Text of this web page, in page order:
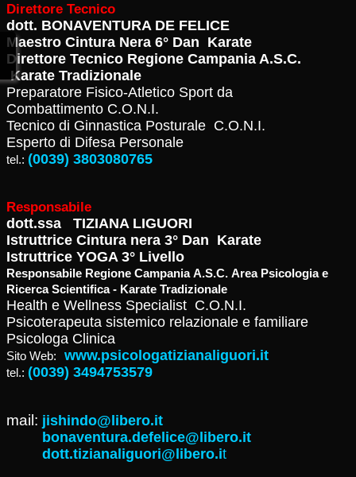
Direttore Tecnico
dott. BONAVENTURA DE FELICE
Maestro Cintura Nera 6° Dan Karate
Direttore Tecnico Regione Campania A.S.C.
Karate Tradizionale
Preparatore Fisico-Atletico Sport da
Combattimento C.O.N.I.
Tecnico di Ginnastica Posturale C.O.N.I.
Esperto di Difesa Personale
tel.: (0039) 3803080765
Responsabile
dott.ssa TIZIANA LIGUORI
Istruttrice Cintura nera 3° Dan Karate
Istruttrice YOGA 3° Livello
Responsabile Regione Campania A.S.C. Area Psicologia e
Ricerca Scientifica - Karate Tradizionale
Health e Wellness Specialist C.O.N.I.
Psicoterapeuta sistemico relazionale e familiare
Psicologa Clinica
Sito Web: www.psicologatizianaliguori.it
tel.: (0039) 3494753579
mail: jishindo@libero.it
bonaventura.defelice@libero.it
dott.tizianaliguori@libero.it